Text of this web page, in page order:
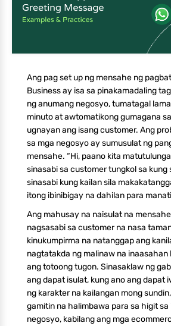
Ang pag set up ng mensahe ng
Business ay isa sa pinakamadaling
ng anumang negosyo, tumatagal
minuto at awtomatikong gumagana
ugnayan ang isang customer. Ang
sa mga negosyo ay sumusulat ng
mensahe. “Hi, paano kita
sinasabi sa customer tungkol sa kung
sinasabi kung kailan sila
itong ibinibigay na dahilan para
Ang mahusay na naisulat na
nagsasabi sa customer na nasa
kinukumpirma na natanggap ang
nagtatakda ng malinaw na inaasahan
ang totoong tugon. Sinasaklaw ng
ang dapat isulat, kung ano ang dapat
ng karakter na kailangan mong
gamitin na halimbawa para sa higit
negosyo, kabilang ang mga